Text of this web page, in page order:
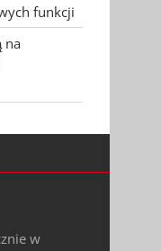
funkcji
na
w